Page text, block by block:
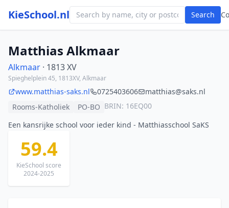
KieSchool.nl Search
Matthias Alkmaar
Alkmaar · 1813 XV
Spieghelplein 45, 1813XV, Alkmaar
www.matthias-saks.nl 0725403606
matthias@saks.nl
Rooms-Katholiek
PO-BO BRIN: 16EQ00
Een kansrijke school voor ieder kind - Matthiasschool SaKS
59.4
KieSchool score
2024-2025